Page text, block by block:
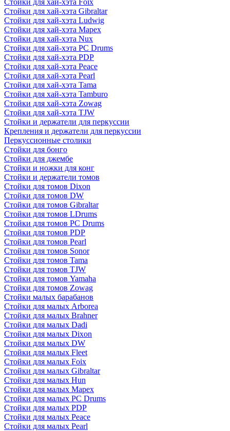
Стойки для хай-хэта Foix
Стойки для хай-хэта Gibraltar
Стойки для хай-хэта Ludwig
Стойки для хай-хэта Mapex
Стойки для хай-хэта Nux
Стойки для хай-хэта PC Drums
Стойки для хай-хэта PDP
Стойки для хай-хэта Peace
Стойки для хай-хэта Pearl
Стойки для хай-хэта Tama
Стойки для хай-хэта Tamburo
Стойки для хай-хэта Zowag
Стойки для хай-хэта TJW
Стойки и держатели для перкуссии
Крепления и держатели для перкуссии
Перкуссионные столики
Стойки для бонго
Стойки для джембе
Стойки и ножки для конг
Стойки и держатели томов
Стойки для томов Dixon
Стойки для томов DW
Стойки для томов Gibraltar
Стойки для томов LDrums
Стойки для томов PC Drums
Стойки для томов PDP
Стойки для томов Pearl
Стойки для томов Sonor
Стойки для томов Tama
Стойки для томов TJW
Стойки для томов Yamaha
Стойки для томов Zowag
Стойки малых барабанов
Стойки для малых Arborea
Стойки для малых Brahner
Стойки для малых Dadi
Стойки для малых Dixon
Стойки для малых DW
Стойки для малых Fleet
Стойки для малых Foix
Стойки для малых Gibraltar
Стойки для малых Hun
Стойки для малых Mapex
Стойки для малых PC Drums
Стойки для малых PDP
Стойки для малых Peace
Стойки для малых Pearl